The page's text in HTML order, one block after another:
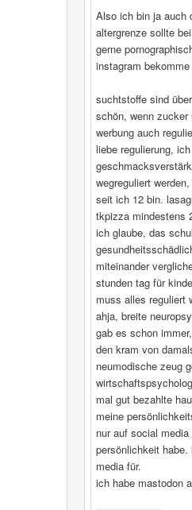
Also ich bin ja auch
altergrenze sollte
gerne
instagram
suchtstoffe sind
schön, wenn
werbung auch
liebe regulierung,
wegreguliert
seit ich 12 bin.
tkpizza mindestens
ich glaube, das
miteinander
stunden tag für
muss alles reguliert
ahja, breite
gab es schon
den kram von
neumodische zeug
mal gut bezahlte
meine
nur auf social
persönlichkeit
media für.
ich habe mastodon